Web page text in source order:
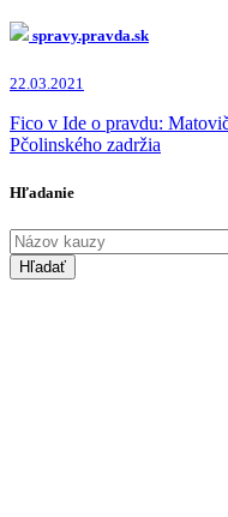
spravy.pravda.sk
22.03.2021
Fico v Ide o pravdu:
Pčolinského zadržia
Hľadanie